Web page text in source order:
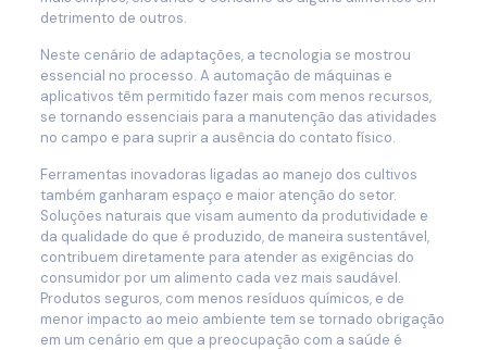
detrimento de outros.
Neste cenário de adaptações, a tecnologia se mostrou
essencial no processo. A automação de máquinas e
aplicativos têm permitido fazer mais com menos recursos,
se tornando essenciais para a manutenção das atividades
no campo e para suprir a ausência do contato físico.
Ferramentas inovadoras ligadas ao manejo dos cultivos
também ganharam espaço e maior atenção do setor.
Soluções naturais que visam aumento da produtividade e
da qualidade do que é produzido, de maneira sustentável,
contribuem diretamente para atender as exigências do
consumidor por um alimento cada vez mais saudável.
Produtos seguros, com menos resíduos químicos, e de
menor impacto ao meio ambiente tem se tornado obrigação
em um cenário em que a preocupação com a saúde é